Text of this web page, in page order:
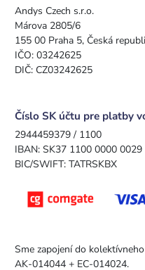
Andys Czech s.r.o.
Márova 2805/6
155 00 Praha 5, Česká
IČO: 03242625
DIČ: CZ03242625
Číslo SK účtu pre platby
2944459379 / 1100
IBAN: SK37 1100 0000
BIC/SWIFT: TATRSKBX
Sme zapojení do
AK-014044 + EC-014024.